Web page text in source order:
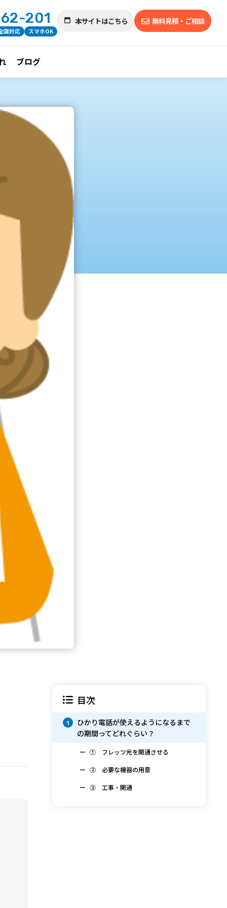
201
国対応 スマホOK
本サイトはこちら 無料見積・ご相談
ブログ
目次
1
ひかり電話が使えるようになるまで
の期間ってどれぐらい？
① フレッツ光を開通させる
② 必要な機器の用意
③ 工事・開通